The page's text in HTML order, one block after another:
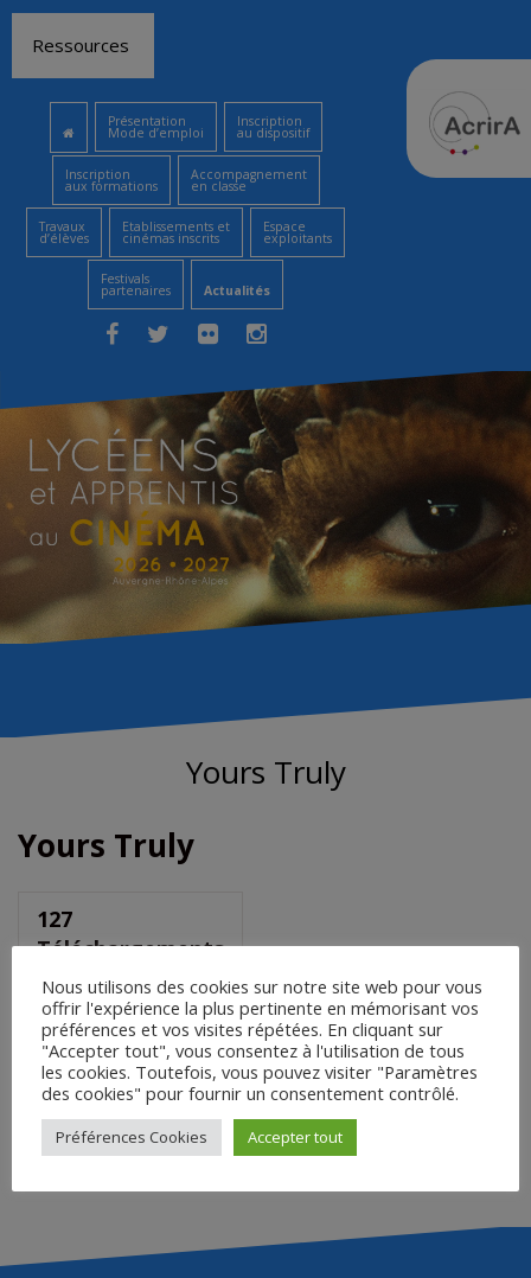
contenu
Ressources
Présentation
Mode d’emploi
Inscription
au dispositif
Inscription
aux formations
Accompagnement
en classe
Travaux
d’élèves
Etablissements et
cinémas inscrits
Espace
exploitants
Festivals
partenaires Actualités
Yours Truly
Yours Truly
127
Téléchargements
Saisir le mot de passe pour
télécharger :
Accéder
Nous utilisons des cookies sur notre site web pour vous
offrir l'expérience la plus pertinente en mémorisant vos
préférences et vos visites répétées. En cliquant sur
"Accepter tout", vous consentez à l'utilisation de tous
les cookies. Toutefois, vous pouvez visiter "Paramètres
des cookies" pour fournir un consentement contrôlé.
Préférences Cookies Accepter tout